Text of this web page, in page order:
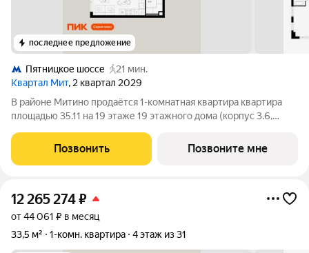
последнее предложение
Пятницкое шоссе
21 мин.
Квартал Мит, 2 квартал 2029
В районе Митино продаётся 1-комнатная квартира квартира
площадью 35.11 на 19 этаже 19 этажного дома (корпус 3.6,
расположение 20 минут пешком до станции метро
«Пятницкое шоссе». 8 минут на автомобиле
Позвонить Позвоните мне
12 265 274₽
от 44 061 ₽ в месяц
33,5 м²
1-комн. квартира 4 этаж из 31